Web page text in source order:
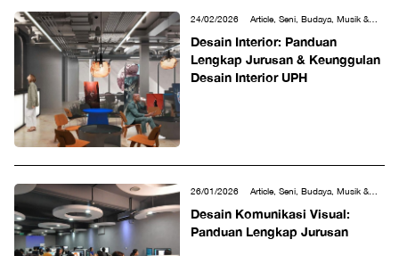
24/02/2026
Desain Interior: Panduan
Lengkap Jurusan & Keunggulan
Desain Interior UPH
26/01/2026
Desain Komunikasi Visual:
Panduan Lengkap Jurusan